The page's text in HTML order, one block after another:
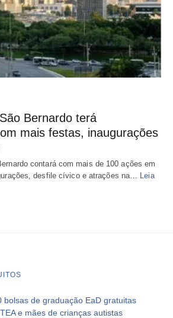
Bernardo terá
mais festas, inaugurações
contará com mais de 100 ações em
desfile cívico e atrações na… Leia
bolsas de graduação EaD gratuitas
e mães de crianças autistas